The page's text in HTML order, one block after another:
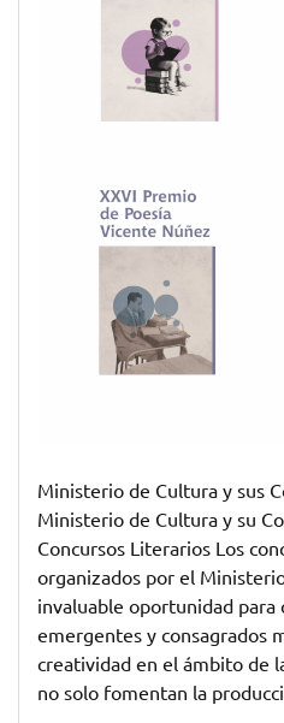
creatividad
el
talento
Ministerio de Cultura y sus
Ministerio de Cultura y su
Concursos Literarios Los
organizados por el
invaluable oportunidad para
emergentes y consagrados
creatividad en el ámbito de
no solo fomentan la